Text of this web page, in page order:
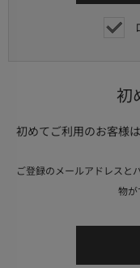
初
初めてご利用のお客様
ご登録のメールアドレスと
物が